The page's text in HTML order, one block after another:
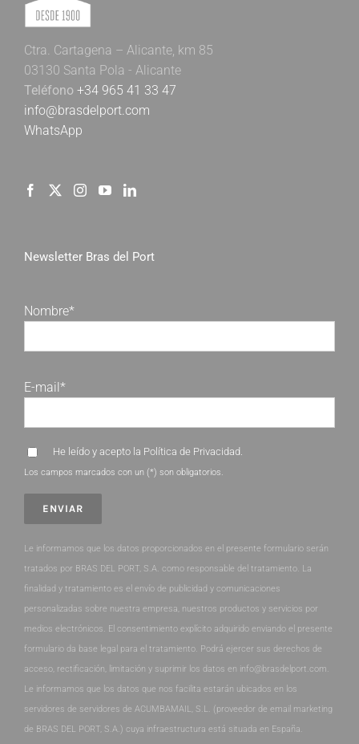
Ctra. Cartagena – Alicante, km 85
03130 Santa Pola - Alicante
Teléfono +34 965 41 33 47
info@brasdelport.com
WhatsApp
Newsletter Bras del Port
Nombre*
E-mail*
He leído y acepto la Política de Privacidad.
Los campos marcados con un (*) son obligatorios.
Le informamos que los datos proporcionados en el presente formulario serán
tratados por BRAS DEL PORT, S.A. como responsable del tratamiento. La
finalidad y tratamiento es el envío de publicidad y comunicaciones
personalizadas sobre nuestra empresa, nuestros productos y servicios por
medios electrónicos. El consentimiento explícito adquirido enviando el presente
formulario da base legal para el tratamiento. Podrá ejercer sus derechos de
acceso, rectificación, limitación y suprimir los datos en info@brasdelport.com.
Le informamos que los datos que nos facilita estarán ubicados en los
servidores de servidores de ACUMBAMAIL, S.L. (proveedor de email marketing
de BRAS DEL PORT, S.A.) cuya infraestructura está situada en España.